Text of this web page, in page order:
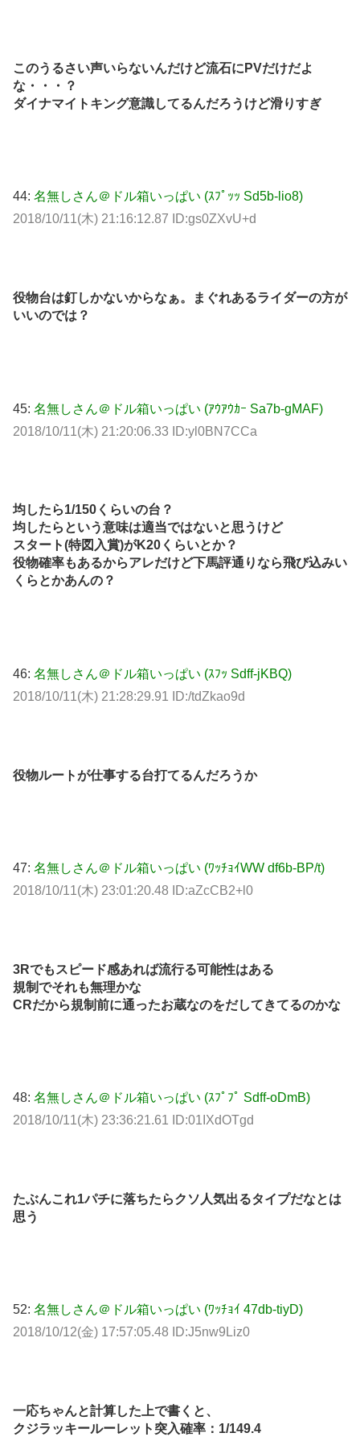
このうるさい声いらないんだけど流石にPVだけだよ
な・・・？
ダイナマイトキング意識してるんだろうけど滑りすぎ
44: 名無しさん＠ドル箱いっぱい (ｽﾌﾟｯｯ Sd5b-lio8)
2018/10/11(木) 21:16:12.87 ID:gs0ZXvU+d
役物台は釘しかないからなぁ。まぐれあるライダーの方が
いいのでは？
45: 名無しさん＠ドル箱いっぱい (ｱｳｱｳｶｰ Sa7b-gMAF)
2018/10/11(木) 21:20:06.33 ID:yl0BN7CCa
均したら1/150くらいの台？
均したらという意味は適当ではないと思うけど
スタート(特図入賞)がK20くらいとか？
役物確率もあるからアレだけど下馬評通りなら飛び込みい
くらとかあんの？
46: 名無しさん＠ドル箱いっぱい (ｽﾌｯ Sdff-jKBQ)
2018/10/11(木) 21:28:29.91 ID:/tdZkao9d
役物ルートが仕事する台打てるんだろうか
47: 名無しさん＠ドル箱いっぱい (ﾜｯﾁｮｲWW df6b-BP/t)
2018/10/11(木) 23:01:20.48 ID:aZcCB2+l0
3Rでもスピード感あれば流行る可能性はある
規制でそれも無理かな
CRだから規制前に通ったお蔵なのをだしてきてるのかな
48: 名無しさん＠ドル箱いっぱい (ｽﾌﾟﾌﾟ Sdff-oDmB)
2018/10/11(木) 23:36:21.61 ID:01IXdOTgd
たぶんこれ1パチに落ちたらクソ人気出るタイプだなとは
思う
52: 名無しさん＠ドル箱いっぱい (ﾜｯﾁｮｲ 47db-tiyD)
2018/10/12(金) 17:57:05.48 ID:J5nw9Liz0
一応ちゃんと計算した上で書くと、
クジラッキールーレット突入確率：1/149.4